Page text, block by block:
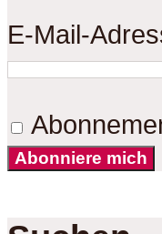
E-Mail-
Abonniere mich